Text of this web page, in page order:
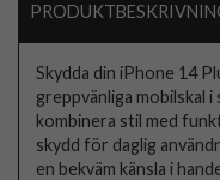
Skydda din iPhone 14
greppvänliga mobilskal
kombinera stil med
skydd för daglig
en bekväm känsla i